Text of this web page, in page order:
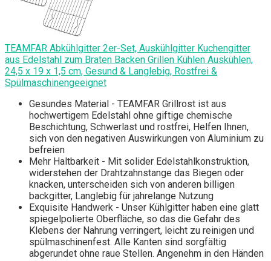
TEAMFAR Abkühlgitter 2er-Set, Auskühlgitter Kuchengitter
aus Edelstahl zum Braten Backen Grillen Kühlen Auskühlen,
24,5 x 19 x 1,5 cm, Gesund & Langlebig, Rostfrei &
Spülmaschinengeeignet
Gesundes Material - TEAMFAR Grillrost ist aus
hochwertigem Edelstahl ohne giftige chemische
Beschichtung, Schwerlast und rostfrei, Helfen Ihnen,
sich von den negativen Auswirkungen von Aluminium zu
befreien
Mehr Haltbarkeit - Mit solider Edelstahlkonstruktion,
widerstehen der Drahtzahnstange das Biegen oder
knacken, unterscheiden sich von anderen billigen
backgitter, Langlebig für jahrelange Nutzung
Exquisite Handwerk - Unser Kühlgitter haben eine glatt
spiegelpolierte Oberfläche, so das die Gefahr des
Klebens der Nahrung verringert, leicht zu reinigen und
spülmaschinenfest. Alle Kanten sind sorgfältig
abgerundet ohne raue Stellen. Angenehm in den Händen